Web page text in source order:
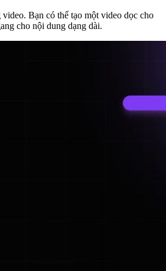
video. Bạn có thể tạo một video dọc cho
cho nội dung dạng dài.